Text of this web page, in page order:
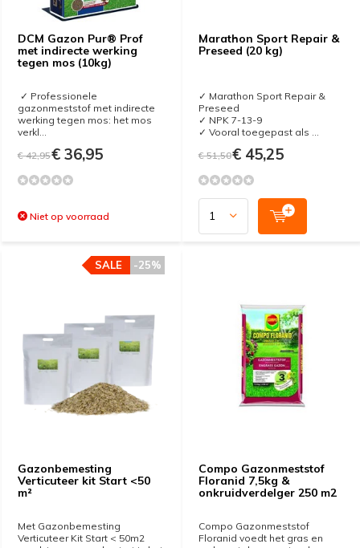
DCM Gazon Pur® Prof
met indirecte werking
tegen mos (10kg)
✓ Professionele
gazonmeststof met indirecte
werking tegen mos: het mos
verkl...
€ 42,95€ 36,95
Niet op voorraad
Marathon Sport Repair &
Preseed (20 kg)
✓ Marathon Sport Repair &
Preseed
✓ NPK 7-13-9
✓ Vooral toegepast als ...
€ 51,50€ 45,25
Gazonbemesting
Verticuteer kit Start <50
m²
-25%
SALE
Met Gazonbemesting
Verticuteer Kit Start < 50m2
Compo Gazonmeststof
Floranid 7,5kg &
onkruidverdelger 250 m2
Compo Gazonmeststof
Floranid voedt het gras en